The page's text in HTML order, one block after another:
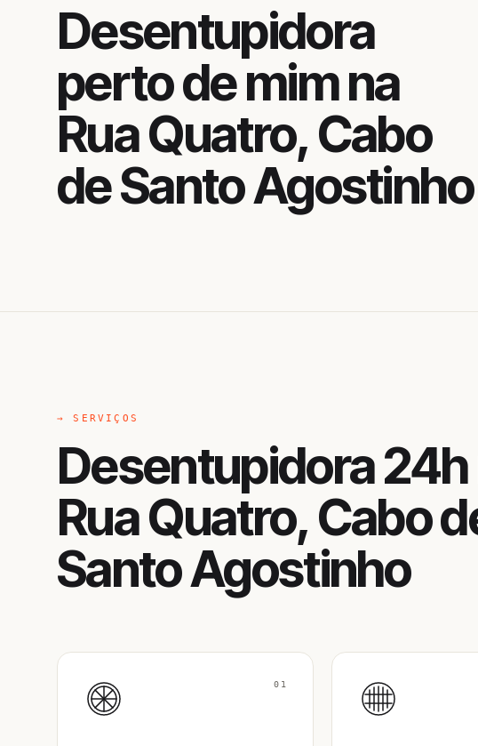
Desentupidora
perto de mim na
Rua Quatro, Cabo
de Santo Agostinho
→ SERVIÇOS
Desentupidora 24h
Rua Quatro, Cabo
Santo Agostinho
01